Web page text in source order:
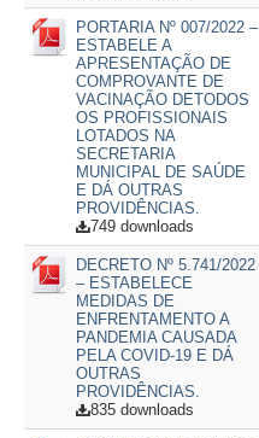
PORTARIA Nº 007/2022 –
ESTABELE A
APRESENTAÇÃO DE
COMPROVANTE DE
VACINAÇÃO DETODOS
OS PROFISSIONAIS
LOTADOS NA
SECRETARIA
MUNICIPAL DE SAÚDE
E DÁ OUTRAS
PROVIDÊNCIAS.
749 downloads
DECRETO Nº 5.741/2022
– ESTABELECE
MEDIDAS DE
ENFRENTAMENTO A
PANDEMIA CAUSADA
PELA COVID-19 E DÁ
OUTRAS
PROVIDÊNCIAS.
835 downloads